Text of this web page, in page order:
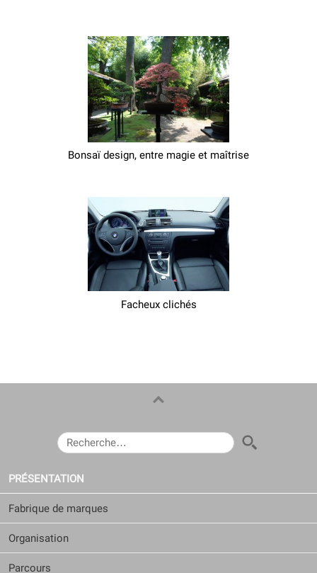
Bonsaï design, entre magie et maîtrise
Facheux clichés
RECHERCHER :
PRÉSENTATION
Fabrique de marques
Organisation
Parcours